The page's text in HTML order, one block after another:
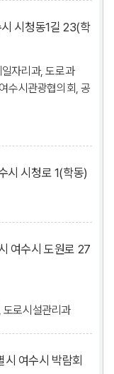
시청동1길 23(학
자리과, 도로과
수시관광협의회, 공
시 시청로 1(학동)
여수시 도원로 27
로시설관리과
여수시 박람회